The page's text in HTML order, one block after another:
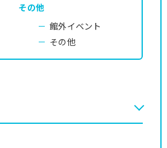
その他
館外イベント
その他